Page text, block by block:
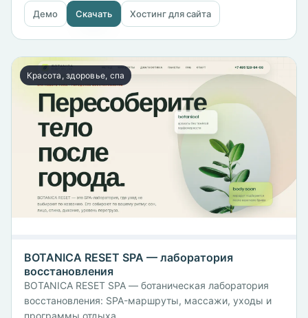
Демо Скачать Хостинг для сайта
Красота, здоровье, спа
BOTANICA RESET SPA — лаборатория
восстановления
BOTANICA RESET SPA — ботаническая лаборатория
восстановления: SPA-маршруты, массажи, уходы и